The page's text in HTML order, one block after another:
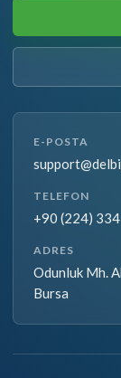
E-POSTA
TELEFON
+90 (224)
ADRES
Odunluk Mh.
Bursa